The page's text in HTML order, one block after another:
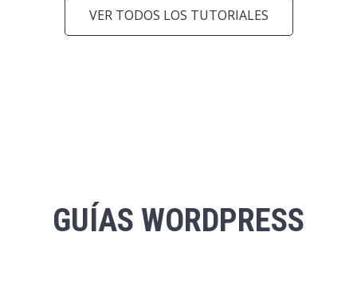
VER TODOS LOS TUTORIALES
GUÍAS WORDPRESS